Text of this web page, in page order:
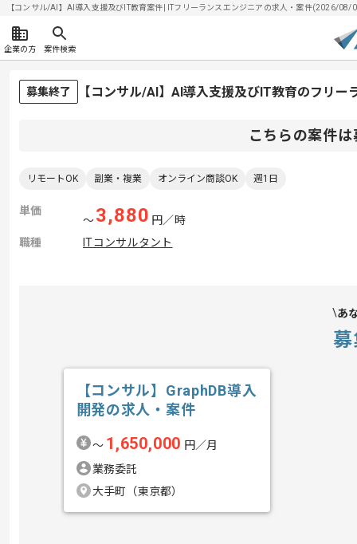
【コンサル/AI】AI導入支援及びIT教育案件| ITフリーランスエンジニアの求人・案件(2026/08/
企業の方 案件検索
募集終了 【コンサル/AI】AI導入支援及びIT教育のフリー
こちらの案件
リモートOK 副業・複業 オンライン商談OK 週1日
単価
〜3,880 円／時
職種
ITコンサルタント
あ
【コンサル】GraphDB導入
開発の求人・案件
〜 1,650,000 円／月
業務委託
大手町（東京都）